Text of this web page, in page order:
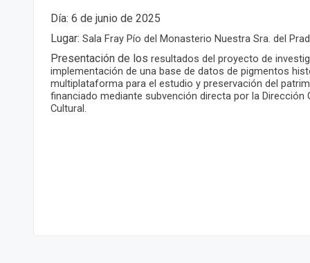
Día: 6 de junio de 2025
Lugar: Sala Fray Pío del Monasterio Nuestra Sra. del
Presentación de los resultados del proyecto de
implementación de una base de datos de pigmentos
multiplataforma para el estudio y preservación del
financiado mediante subvención directa por la Dirección
Cultural.